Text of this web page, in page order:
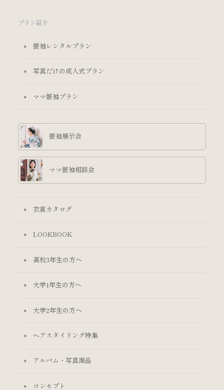
プラン紹介
振袖レンタルプラン
写真だけの成人式プラン
ママ振袖プラン
振袖展示会
ママ振袖相談会
衣裳カタログ
LOOKBOOK
高校3年生の方へ
大学1年生の方へ
大学2年生の方へ
ヘアスタイリング特集
アルバム・写真商品
コンセプト